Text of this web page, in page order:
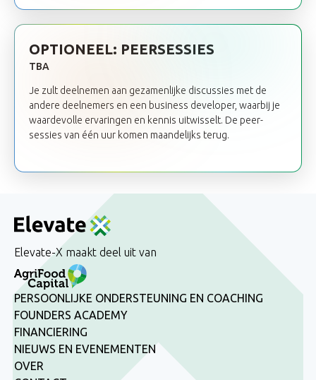
OPTIONEEL: PEERSESSIES
TBA
Je zult deelnemen aan gezamenlijke discussies met de
andere deelnemers en een business developer, waarbij je
waardevolle ervaringen en kennis uitwisselt. De peer-
sessies van één uur komen maandelijks terug.
Elevate-X maakt deel uit van
PERSOONLIJKE ONDERSTEUNING EN COACHING
FOUNDERS ACADEMY
FINANCIERING
NIEUWS EN EVENEMENTEN
OVER